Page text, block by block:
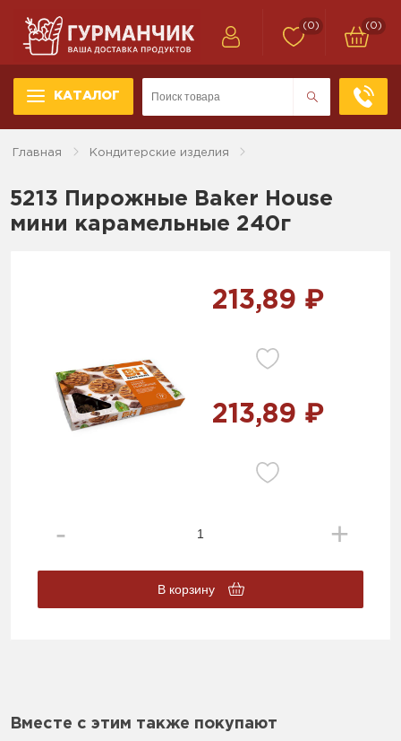
КАТАЛОГ
(0) (0)
Главная Кондитерские изделия
5213 Пирожные Baker House
мини карамельные 240г
213,89 ₽
213,89 ₽
В корзину
Вместе с этим также покупают